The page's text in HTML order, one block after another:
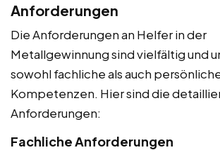
Anforderungen
Die Anforderungen an Helfer in der
Metallgewinnung sind vielfältig und
sowohl fachliche als auch
Kompetenzen. Hier sind die
Anforderungen:
Fachliche Anforderungen